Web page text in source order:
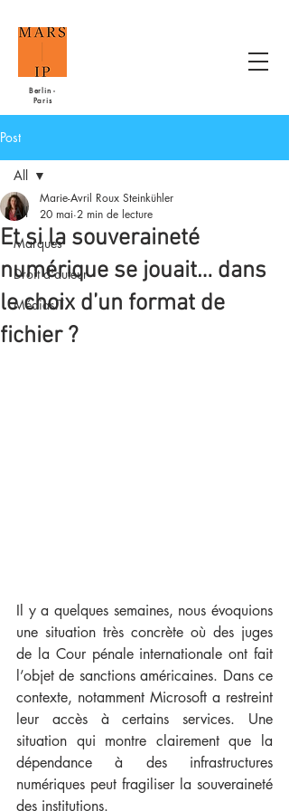
Berlin -
Paris
Post
All
Marques
Droit d'auteur
MédiasIT
All
Et si la souveraineté
numérique se jouait… dans
le choix d’un format de
fichier ?
Marie-Avril Roux Steinkühler
20 mai 2 min de lecture
Il y a quelques semaines, nous évoquions
une situation très concrète où des juges
de la Cour pénale internationale ont fait
l’objet de sanctions américaines. Dans ce
contexte, notamment Microsoft a restreint
leur accès à certains services. Une
situation qui montre clairement que la
dépendance à des infrastructures
numériques peut fragiliser la souveraineté
des institutions.